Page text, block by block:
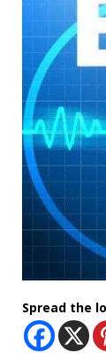
Spread the